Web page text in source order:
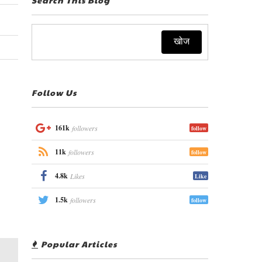
Follow Us
161k followers follow
11k followers follow
4.8k Likes Like
1.5k followers follow
Popular Articles